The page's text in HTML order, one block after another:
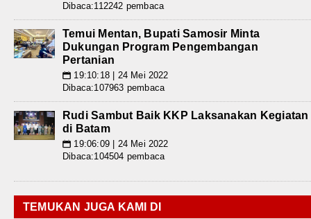
Dibaca:112242 pembaca
Temui Mentan, Bupati Samosir Minta
Dukungan Program Pengembangan
Pertanian
📅 19:10:18 | 24 Mei 2022
Dibaca:107963 pembaca
Rudi Sambut Baik KKP Laksanakan Kegiatan
di Batam
📅 19:06:09 | 24 Mei 2022
Dibaca:104504 pembaca
TEMUKAN JUGA KAMI DI